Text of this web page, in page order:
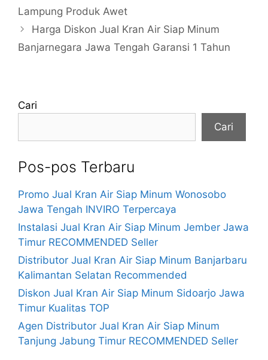
Lampung Produk Awet
Harga Diskon Jual Kran Air Siap Minum
Banjarnegara Jawa Tengah Garansi 1 Tahun
Cari
Cari
Pos-pos Terbaru
Promo Jual Kran Air Siap Minum Wonosobo
Jawa Tengah INVIRO Terpercaya
Instalasi Jual Kran Air Siap Minum Jember Jawa
Timur RECOMMENDED Seller
Distributor Jual Kran Air Siap Minum Banjarbaru
Kalimantan Selatan Recommended
Diskon Jual Kran Air Siap Minum Sidoarjo Jawa
Timur Kualitas TOP
Agen Distributor Jual Kran Air Siap Minum
Tanjung Jabung Timur RECOMMENDED Seller